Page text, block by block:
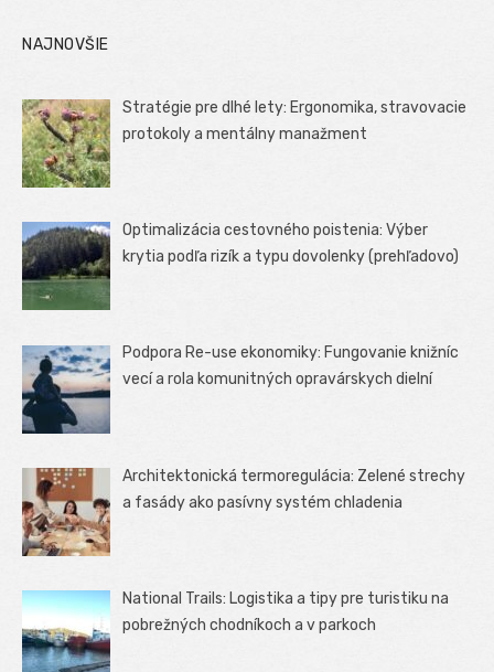
NAJNOVŠIE
Stratégie pre dlhé lety: Ergonomika, stravovacie
protokoly a mentálny manažment
Optimalizácia cestovného poistenia: Výber
krytia podľa rizík a typu dovolenky (prehľadovo)
Podpora Re-use ekonomiky: Fungovanie knižníc
vecí a rola komunitných opravárskych dielní
Architektonická termoregulácia: Zelené strechy
a fasády ako pasívny systém chladenia
National Trails: Logistika a tipy pre turistiku na
pobrežných chodníkoch a v parkoch